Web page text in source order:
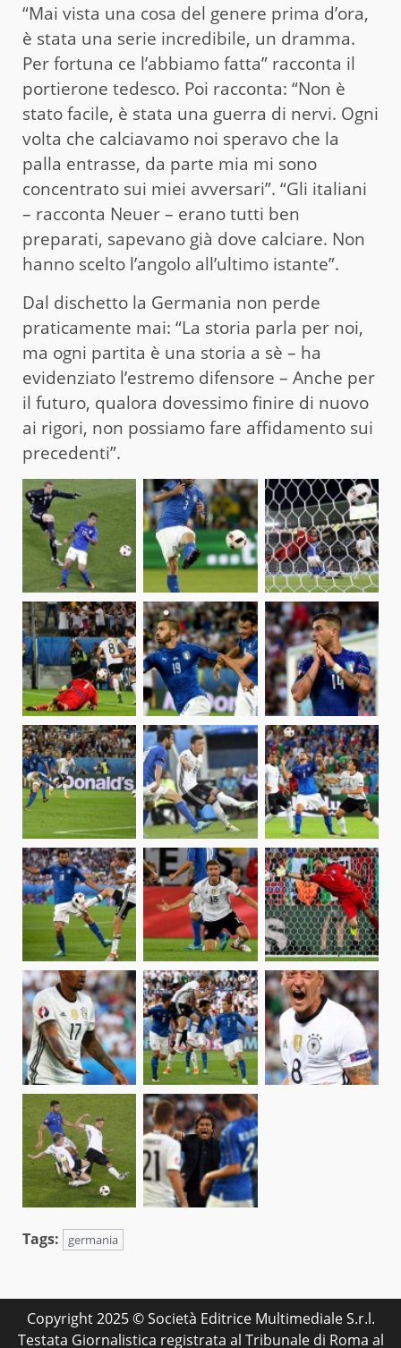
“Mai vista una cosa del genere prima d’ora,
è stata una serie incredibile, un dramma.
Per fortuna ce l’abbiamo fatta” racconta il
portierone tedesco. Poi racconta: “Non è
stato facile, è stata una guerra di nervi. Ogni
volta che calciavamo noi speravo che la
palla entrasse, da parte mia mi sono
concentrato sui miei avversari”. “Gli italiani
– racconta Neuer – erano tutti ben
preparati, sapevano già dove calciare. Non
hanno scelto l’angolo all’ultimo istante”.
Dal dischetto la Germania non perde
praticamente mai: “La storia parla per noi,
ma ogni partita è una storia a sè – ha
evidenziato l’estremo difensore – Anche per
il futuro, qualora dovessimo finire di nuovo
ai rigori, non possiamo fare affidamento sui
precedenti”.
Tags: germania
Copyright 2025 © Società Editrice Multimediale S.r.l.
Testata Giornalistica registrata al Tribunale di Roma al